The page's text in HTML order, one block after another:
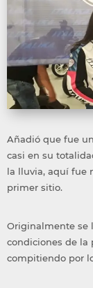
Añadió que fue
casi en su
la lluvia, aquí fue
primer sitio.
Originalmente se
condiciones de la
compitiendo por